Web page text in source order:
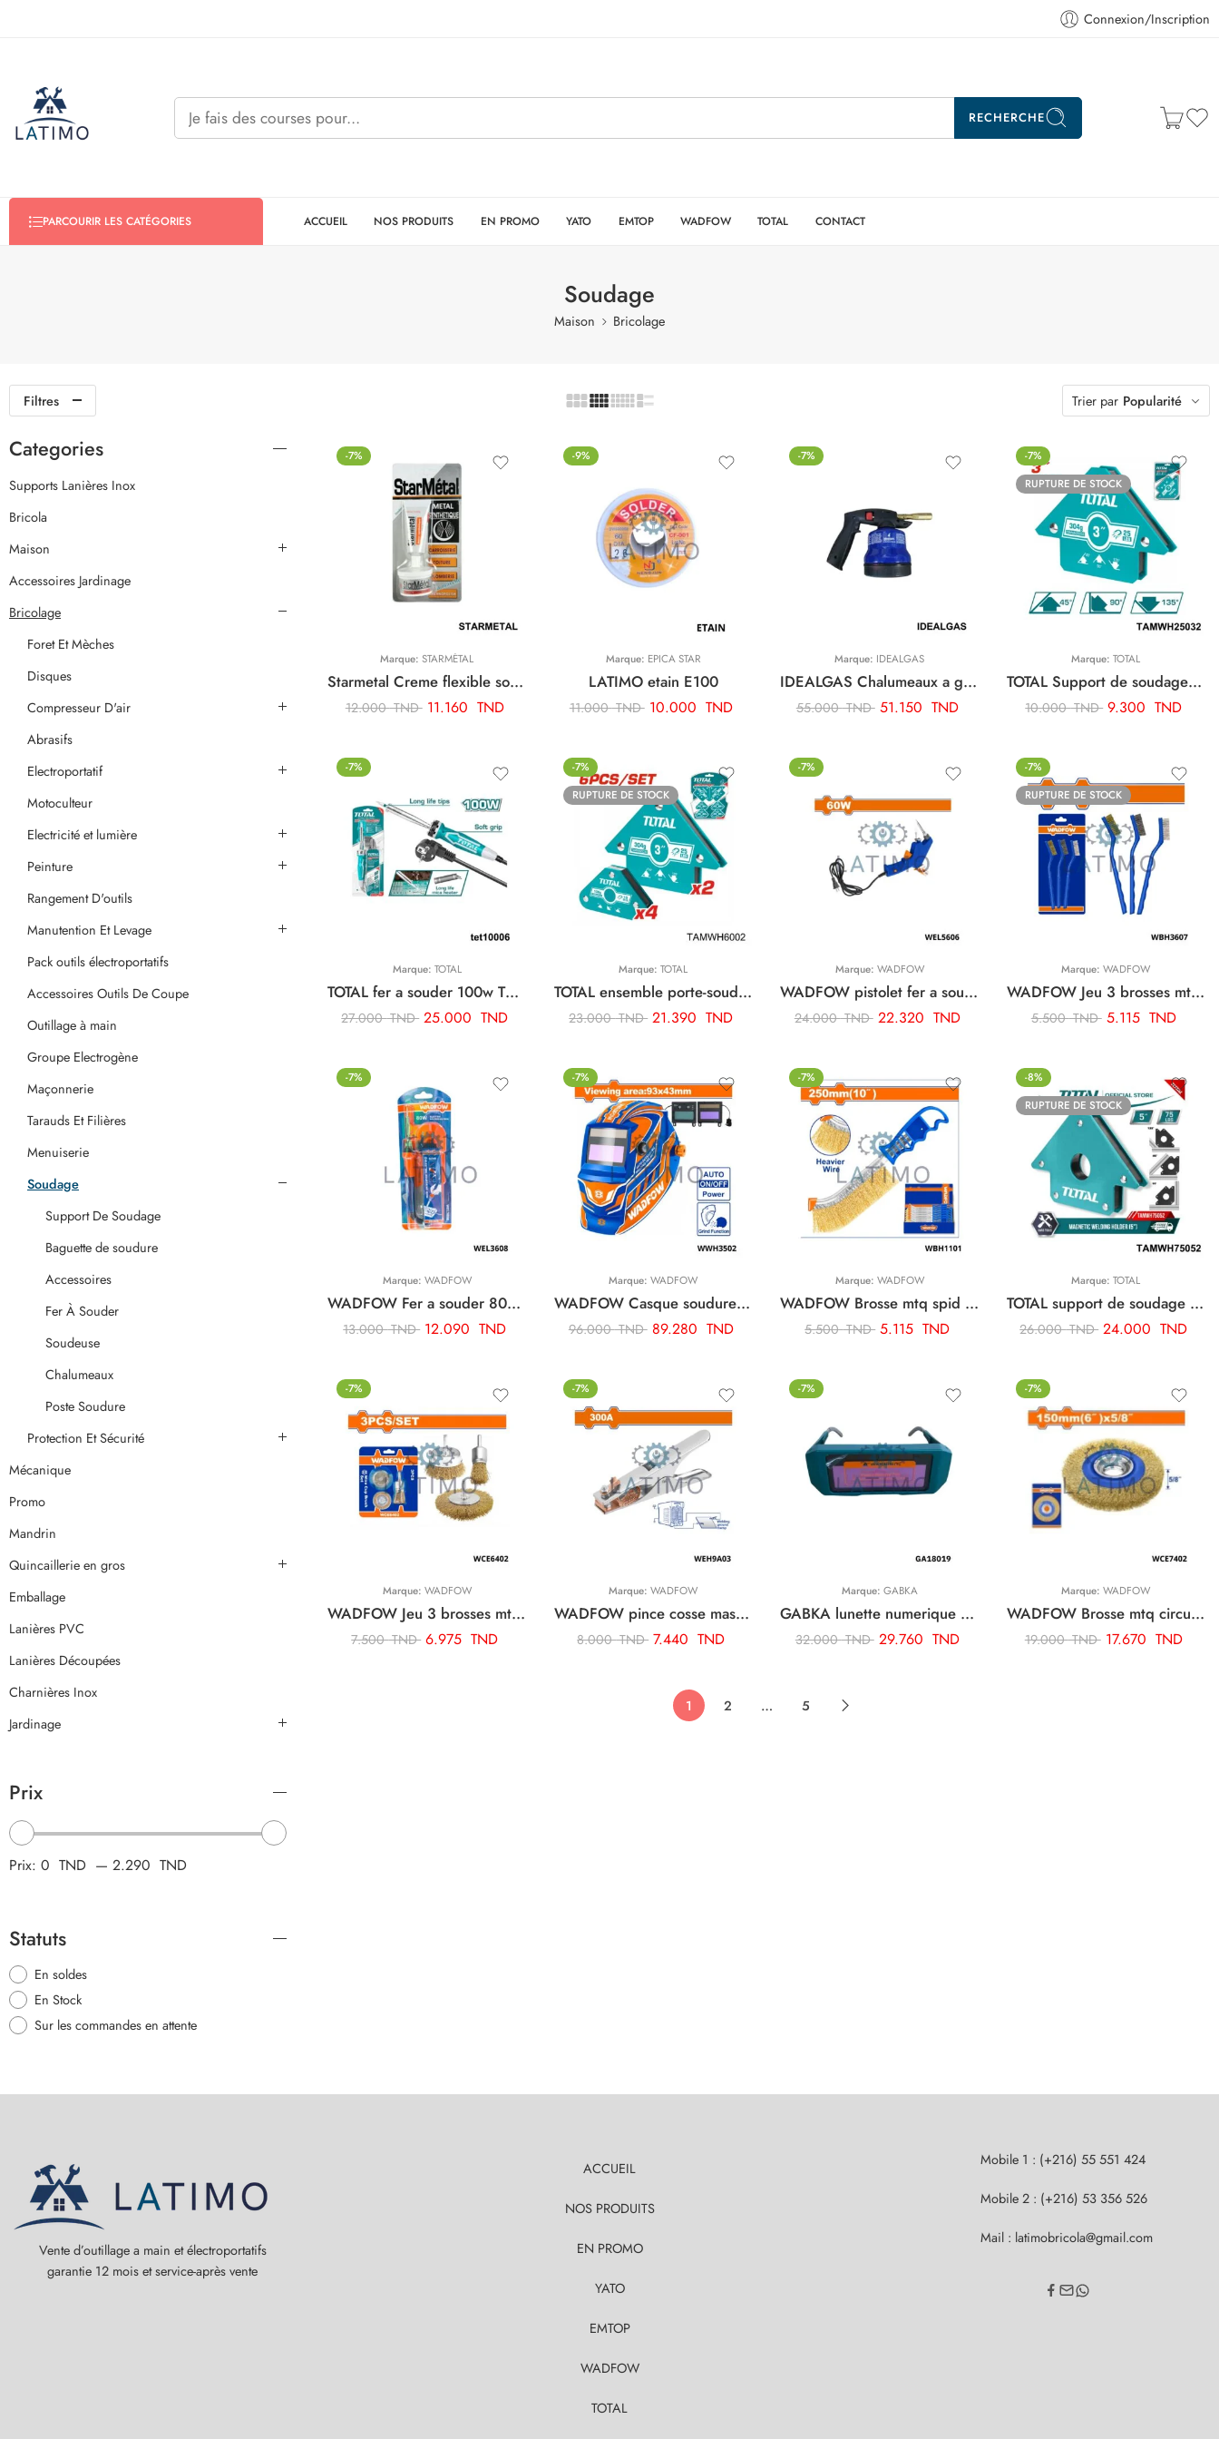
Connexion/Inscription
RECHERCHE
PARCOURIR LES CATÉGORIES ACCUEIL NOS PRODUITS EN PROMO YATO EMTOP WADFOW TOTAL CONTACT
Soudage
Maison Bricolage
Filtres Trier par Popularité
-7%
Marque:STARMÉTAL
Starmetal Creme flexible soudure a froid ART02478
12.000TND 11.160 TND
-9%
Marque: EPICA STAR
LATIMO etain E100
11.000TND 10.000 TND
-7%
Marque: IDEALGAS
IDEALGAS Chalumeaux a gaz R392
55.000TND 51.150 TND
-7%
RUPTURE DE STOCK
Marque:TOTAL
TOTAL Support de soudage taille 3″ TAMWH25032
10.000TND 9.300 TND
-7%
Marque: TOTAL
TOTAL fer a souder 100w TET10006
27.000TND 25.000 TND
-7%
RUPTURE DE STOCK
Marque:TOTAL
TOTAL ensemble porte-soudure magnetique TAMWH6002
23.000TND 21.390 TND
-7%
Marque: WADFOW
WADFOW pistolet fer a souder WEL5606
24.000TND 22.320 TND
-7%
RUPTURE DE STOCK
Marque:WADFOW
WADFOW Jeu 3 brosses mtq a main 7″ WBH3607
5.500TND 5.115 TND
-7%
Marque: WADFOW
WADFOW Fer a souder 80w WEL3608
13.000TND 12.090 TND
-7%
Marque:WADFOW
WADFOW Casque soudure automatique WWH3502
96.000TND 89.280 TND
-7%
Marque: WADFOW
WADFOW Brosse mtq spid 250mm WBH1101
5.500TND 5.115 TND
-8%
RUPTURE DE STOCK
Marque:TOTAL
TOTAL support de soudage taille « 5 » TAMWH75052
26.000TND 24.000 TND
-7%
Marque: WADFOW
WADFOW Jeu 3 brosses mtq WCE6402
7.500TND 6.975 TND
-7%
Marque:WADFOW
WADFOW pince cosse masse 300a WEH9A03
8.000TND 7.440 TND
-7%
Marque: GABKA
GABKA lunette numerique GA18019
32.000TND 29.760 TND
-7%
Marque:WADFOW
WADFOW Brosse mtq circulaire 150mm WCE7402
19.000TND 17.670 TND
1 2 … 5
Categories
Supports Lanières Inox
Bricola
Maison
Accessoires Jardinage
Bricolage
Foret Et Mèches
Disques
Compresseur D'air
Abrasifs
Electroportatif
Motoculteur
Electricité et lumière
Peinture
Rangement D'outils
Manutention Et Levage
Pack outils électroportatifs
Accessoires Outils De Coupe
Outillage à main
Groupe Electrogène
Maçonnerie
Tarauds Et Filières
Menuiserie
Soudage
Support De Soudage
Baguette de soudure
Accessoires
Fer À Souder
Soudeuse
Chalumeaux
Poste Soudure
Protection Et Sécurité
Mécanique
Promo
Mandrin
Quincaillerie en gros
Emballage
Lanières PVC
Lanières Découpées
Charnières Inox
Jardinage
Prix
Prix: 0 TND — 2.290 TND
Statuts
En soldes
En Stock
Sur les commandes en attente
Vente d’outillage a main et électroportatifs
garantie 12 mois et service-après vente
ACCUEIL
NOS PRODUITS
EN PROMO
YATO
EMTOP
WADFOW
TOTAL
Mobile 1 : (+216) 55 551 424
Mobile 2 : (+216) 53 356 526
Mail : latimobricola@gmail.com